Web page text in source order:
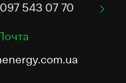
543 07 70